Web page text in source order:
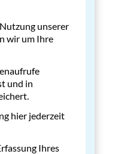
unserer
wir um Ihre
und in
hier jederzeit
Ihres